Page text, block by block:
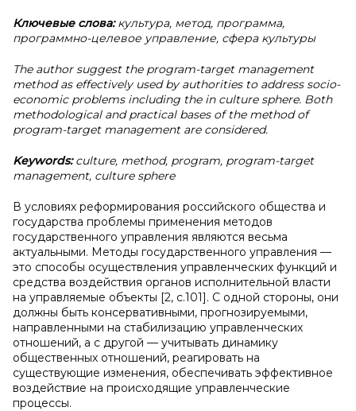
Ключевые слова:культура, метод, программа,
программно-целевое управление, сфера культуры
The author suggest the program-target management
method as effectively used by authorities to address socio-
economic problems including the in culture sphere. Both
methodological and practical bases of the method of
program-target management are considered.
Keywords:culture, method, program, program-target
management, culture sphere
В условиях реформирования российского общества и
государства проблемы применения методов
государственного управления являются весьма
актуальными. Методы государственного управления —
это способы осуществления управленческих функций и
средства воздействия органов исполнительной власти
на управляемые объекты [2, с.101]. С одной стороны, они
должны быть консервативными, прогнозируемыми,
направленными на стабилизацию управленческих
отношений, а с другой — учитывать динамику
общественных отношений, реагировать на
существующие изменения, обеспечивать эффективное
воздействие на происходящие управленческие
процессы.